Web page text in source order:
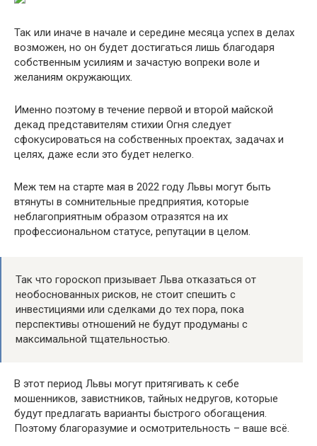
Так или иначе в начале и середине месяца успех в делах
возможен, но он будет достигаться лишь благодаря
собственным усилиям и зачастую вопреки воле и
желаниям окружающих.
Именно поэтому в течение первой и второй майской
декад представителям стихии Огня следует
сфокусироваться на собственных проектах, задачах и
целях, даже если это будет нелегко.
Меж тем на старте мая в 2022 году Львы могут быть
втянуты в сомнительные предприятия, которые
неблагоприятным образом отразятся на их
профессиональном статусе, репутации в целом.
Так что гороскоп призывает Льва отказаться от
необоснованных рисков, не стоит спешить с
инвестициями или сделками до тех пора, пока
перспективы отношений не будут продуманы с
максимальной тщательностью.
В этот период Львы могут притягивать к себе
мошенников, завистников, тайных недругов, которые
будут предлагать варианты быстрого обогащения.
Поэтому благоразумие и осмотрительность – ваше всё.